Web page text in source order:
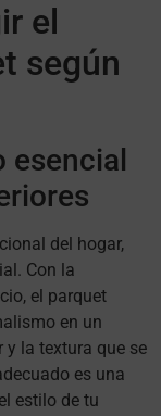
el
según
esencial
del hogar,
Con la
el parquet
en un
y la textura que se
es una
estilo de tu